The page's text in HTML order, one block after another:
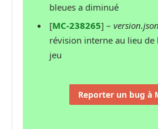
bleues a diminué
[MC-238265] – version.json
révision interne au lieu de
jeu
Reporter un bug à